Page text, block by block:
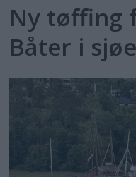
Ny tøffing
Båter i